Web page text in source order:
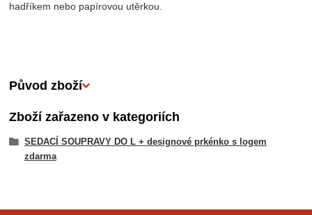
hadříkem nebo papírovou utěrkou.
Původ zboží
Zboží zařazeno v kategoriích
SEDACÍ SOUPRAVY DO L + designové prkénko s logem
zdarma